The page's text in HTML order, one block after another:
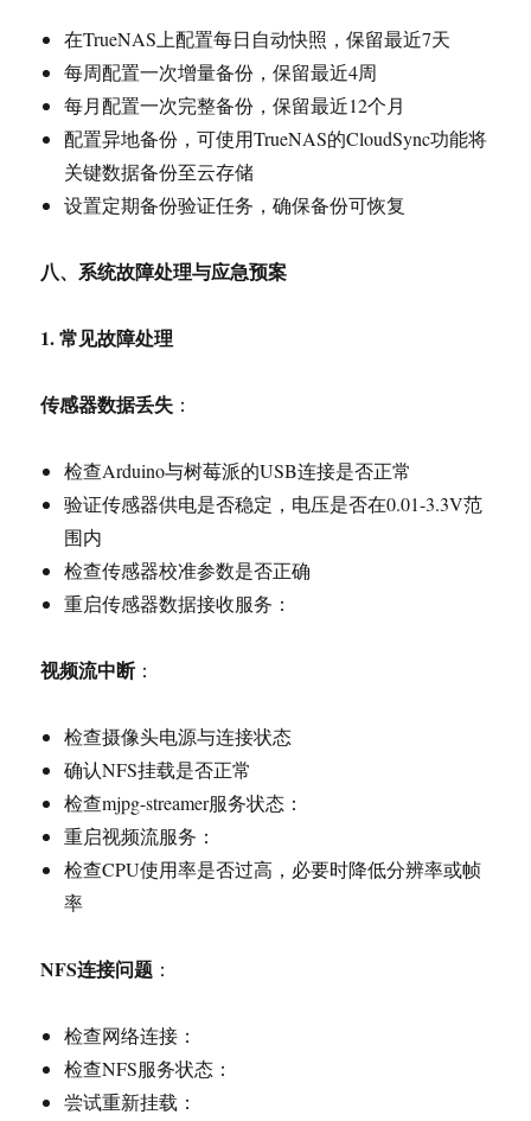
在TrueNAS上配置每日自动快照，保留最近7天
每周配置一次增量备份，保留最近4周
每月配置一次完整备份，保留最近12个月
配置异地备份，可使用TrueNAS的CloudSync功能将
关键数据备份至云存储
设置定期备份验证任务，确保备份可恢复
八、系统故障处理与应急预案
1.常见故障处理
传感器数据丢失 ：
检查Arduino与树莓派的USB连接是否正常
验证传感器供电是否稳定，电压是否在0.01-3.3V范
围内
检查传感器校准参数是否正确
重启传感器数据接收服务：
视频流中断：
检查摄像头电源与连接状态
确认NFS挂载是否正常
检查mjpg-streamer服务状态：
重启视频流服务：
检查CPU使用率是否过高，必要时降低分辨率或帧
率
NFS连接问题 ：
检查网络连接：
检查NFS服务状态：
尝试重新挂载：